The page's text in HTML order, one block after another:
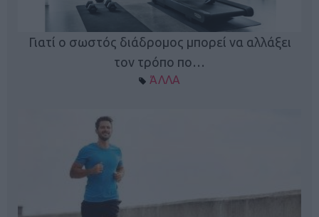
Γιατί ο σωστός διάδρομος μπορεί να αλλάξει
τον τρόπο πο…
ΆΛΛΑ